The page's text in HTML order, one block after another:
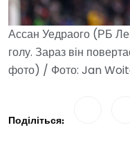
Ассан Уедраого (РБ
голу. Зараз він
фото) / Фото: Jan
Поділіться: